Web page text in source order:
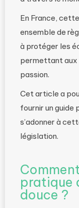
En France,
ensemble de
à protéger les
permettant aux
passion.
Cet article a
fournir un
s’adonner à
législation.
pratique
douce ?